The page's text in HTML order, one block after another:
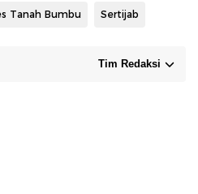
Tanah Bumbu Sertijab
Tim Redaksi